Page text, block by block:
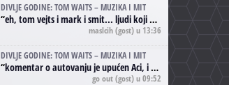
DIVLJE GODINE: TOM WAITS – MUZIKA I MIT
“eh, tom vejts i mark i smit... ljudi koji bi muzici više doprineli da su radili kao vozači tramvaja u gsp-u.
maslcih(gost) u 13:36
DIVLJE GODINE: TOM WAITS – MUZIKA I MIT
“komentar o autovanju je upućen Aci, i odnosi se na ono drugo autovanje...'senzualnost Waitsa' ;)
go out(gost) u 09:52